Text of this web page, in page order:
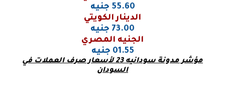
55.60 جنيه
الدينار الكويتي
73.00 جنيه
الجنيه المصري
01.55 جنيه
مؤشر مدونة سودانيه 23 لأسعار صرف العملات في
السودان